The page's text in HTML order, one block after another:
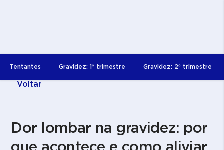
Tentantes Gravidez: 1º trimestre Gravidez: 2º trimestre
Voltar
Dor lombar na gravidez: por